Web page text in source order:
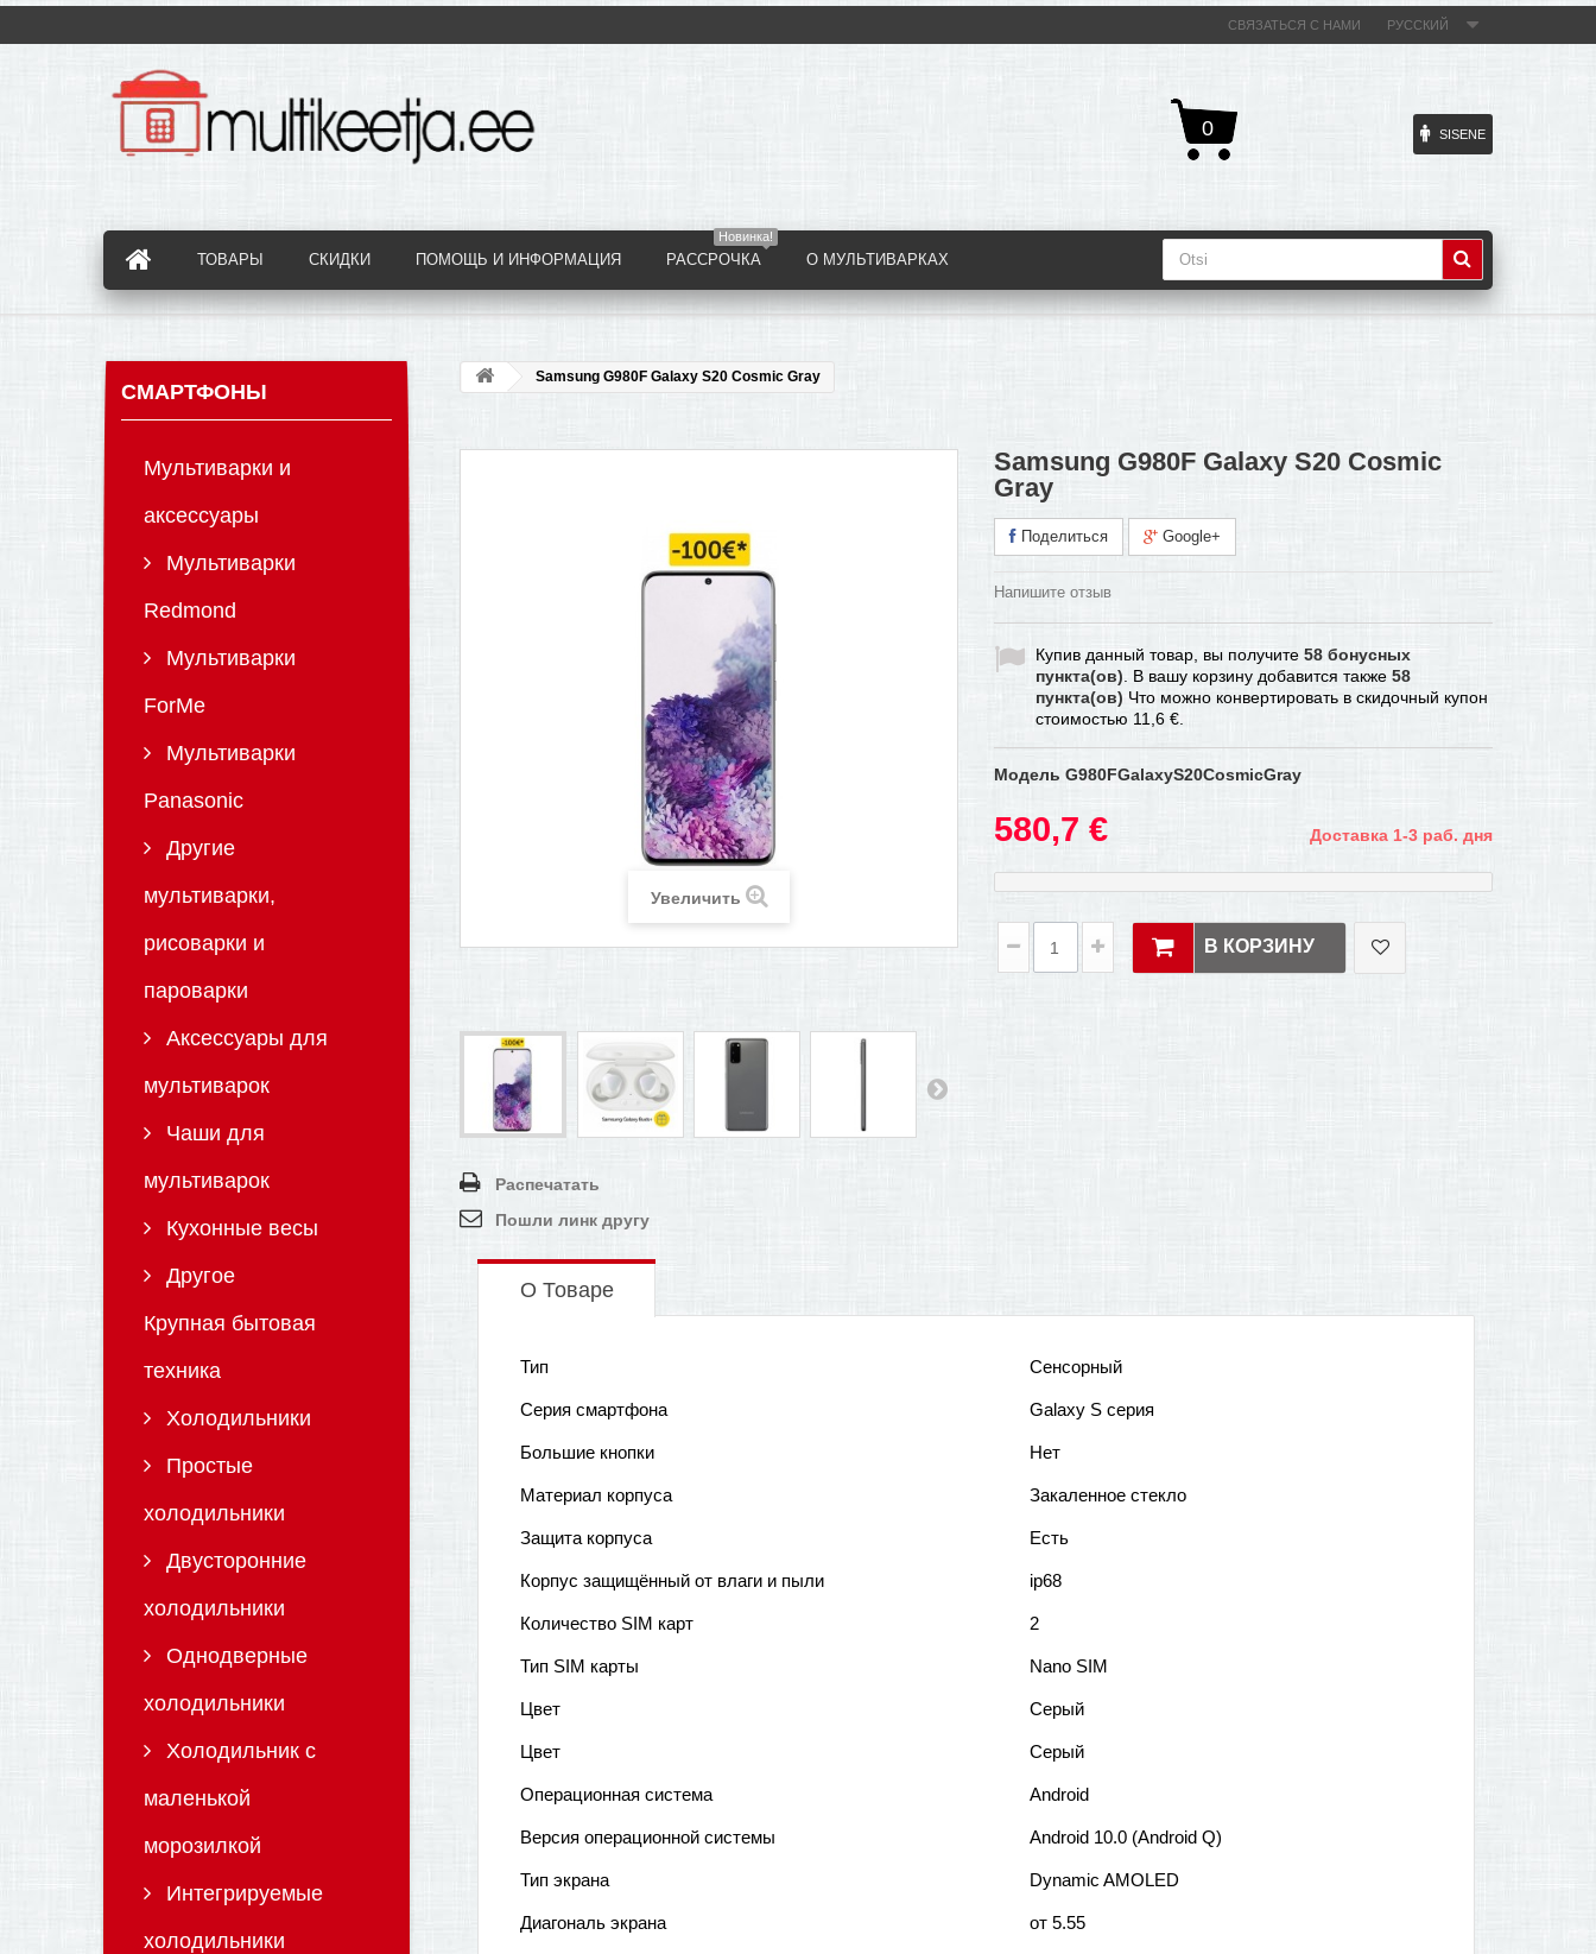
РУССКИЙ
СВЯЗАТЬСЯ С НАМИ
0 SISENE
ТОВАРЫ СКИДКИ ПОМОЩЬ И ИНФОРМАЦИЯ
Новинка!
РАССРОЧКА О МУЛЬТИВАРКАХ
СМАРТФОНЫ
Мультиварки и
аксессуары
Мультиварки
Redmond
Мультиварки
ForMe
Мультиварки
Panasonic
Другие
мультиварки,
рисоварки и
пароварки
Аксессуары для
мультиварок
Чаши для
мультиварок
Кухонные весы
Другое
Крупная бытовая
техника
Холодильники
Простые
холодильники
Двусторонние
холодильники
Однодверные
холодильники
Холодильник с
маленькой
морозилкой
Интегрируемые
холодильники
Samsung G980F Galaxy S20 Cosmic Gray
Увеличить
Распечатать
Пошли линк другу
Samsung G980F Galaxy S20 Cosmic
Gray
Поделиться Google+
Напишите отзыв
Купив данный товар, вы получите 58 бонусных
пункта(ов) . В вашу корзину добавится также 58
пункта(ов) Что можно конвертировать в скидочный купон
стоимостью 11,6 €
Модель G980FGalaxyS20CosmicGray
580,7 € Доставка 1-3 раб. дня
В КОРЗИНУ
О Товаре
Тип Сенсорный
Серия смартфона Galaxy S серия
Большие кнопки Нет
Материал корпуса Закаленное стекло
Защита корпуса Есть
Корпус защищённый от влаги и пыли ip68
Количество SIM карт 2
Тип SIM карты Nano SIM
Цвет Серый
Цвет Серый
Операционная система Android
Версия операционной системы Android 10.0 (Android Q)
Тип экрана Dynamic AMOLED
Диагональ экрана от 5.55